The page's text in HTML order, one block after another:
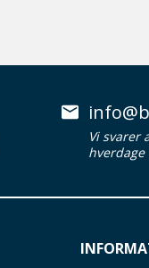
Vi svarer
hverdage